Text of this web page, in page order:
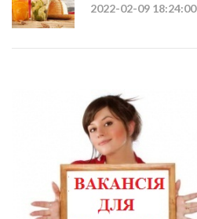
2022-02-09 18:24:00